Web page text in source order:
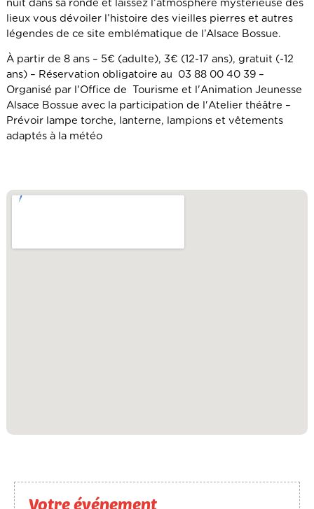
nuit dans sa ronde et laissez l’atmosphère mystérieuse des
lieux vous dévoiler l’histoire des vieilles pierres et autres
légendes de ce site emblématique de l’Alsace Bossue.
À partir de 8 ans – 5€ (adulte), 3€ (12-17 ans), gratuit (-12
ans) – Réservation obligatoire au 03 88 00 40 39 –
Organisé par l'Office de Tourisme et l'Animation Jeunesse
Alsace Bossue avec la participation de l'Atelier théâtre –
Prévoir lampe torche, lanterne, lampions et vêtements
adaptés à la météo
Votre événement